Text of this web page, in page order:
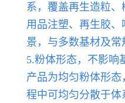
系，覆盖再生造粒
用品注塑、再生胶
景，与多数基材及常
5.粉体形态，不影响
产品为均匀粉体形
程中可均匀分散于